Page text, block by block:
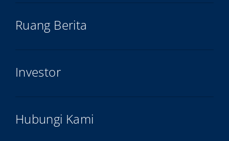
Ruang Berita
Investor
Hubungi Kami